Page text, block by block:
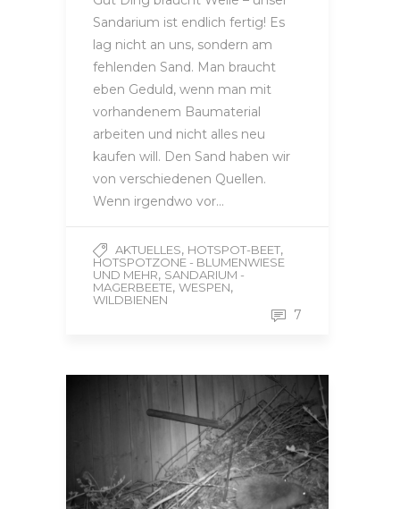
Sandarium ist endlich fertig! Es
lag nicht an uns, sondern am
fehlenden Sand. Man braucht
eben Geduld, wenn man mit
vorhandenem Baumaterial
arbeiten und nicht alles neu
kaufen will. Den Sand haben wir
von verschiedenen Quellen.
Wenn irgendwo vor…
AKTUELLES, HOTSPOT-BEET,
HOTSPOTZONE - BLUMENWIESE
UND MEHR, SANDARIUM -
MAGERBEETE, WESPEN,
WILDBIENEN
7